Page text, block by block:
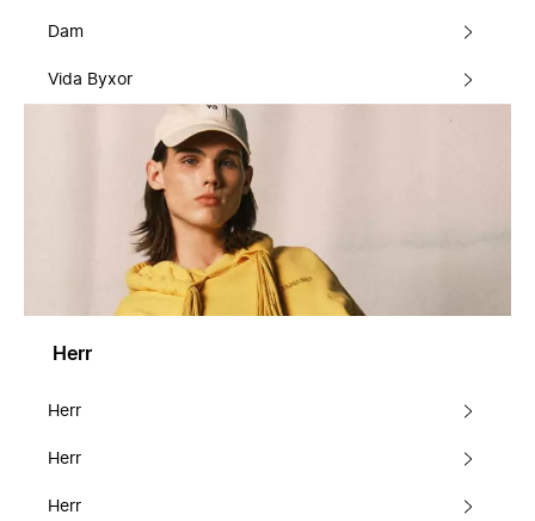
Dam
Vida Byxor
Herr
Herr
Herr
Herr